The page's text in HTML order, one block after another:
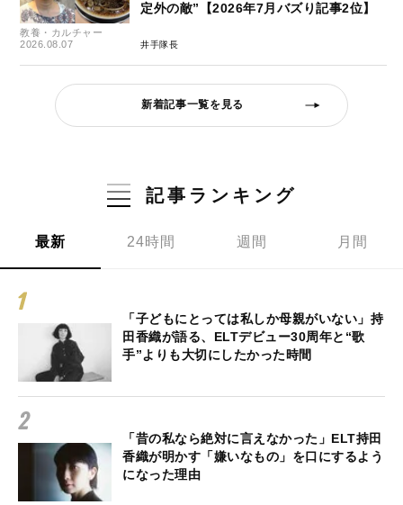
教養・カルチャー
2026.08.07
定外の敵”【2026年7月バズり記事2位】
井手隊長
新着記事一覧を見る
記事ランキング
最新 24時間 週間 月間
「子どもにとっては私しか母親がいない」持
田香織が語る、ELTデビュー30周年と“歌
手”よりも大切にしたかった時間
「昔の私なら絶対に言えなかった」ELT持田
香織が明かす「嫌いなもの」を口にするよう
になった理由